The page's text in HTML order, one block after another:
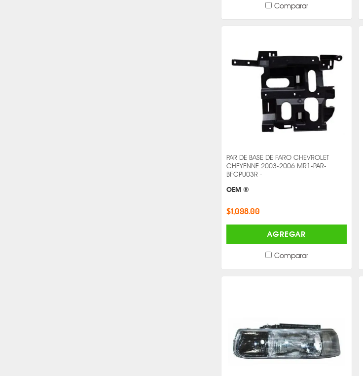
Comparar
PAR DE BASE DE FARO CHEVROLET
CHEYENNE 2003-2006 MR1-PAR-
BFCPU03R -
OEM ®
$1,098.00
AGREGAR
Comparar